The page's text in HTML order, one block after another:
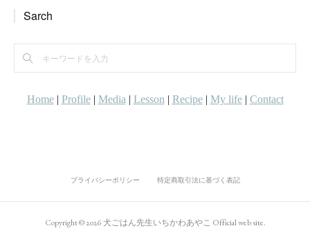
Sarch
プライバシーポリシー 特定商取引法に基づく表記
Copyright ©2026 犬ごはん先生いちかわあやこ Official web site.